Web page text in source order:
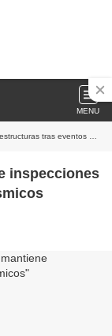
MENU
tras eventos sísmicos
inspecciones